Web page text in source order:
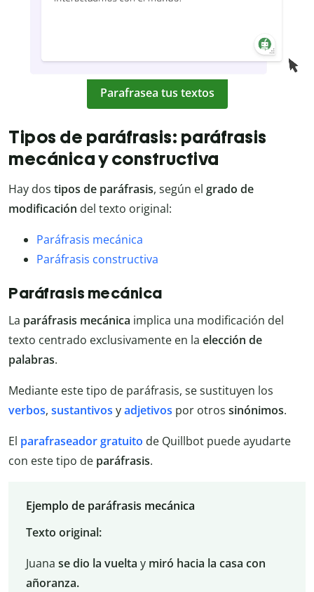
Parafrasea tus textos
Tipos de paráfrasis: paráfrasis
mecánica y constructiva
Hay dos tipos de paráfrasis, según el grado de
modificación del texto original:
Paráfrasis mecánica
Paráfrasis constructiva
Paráfrasis mecánica
La paráfrasis mecánica implica una modificación del
texto centrado exclusivamente en la elección de
palabras.
Mediante este tipo de paráfrasis, se sustituyen los
verbos, sustantivos yadjetivos por otros sinónimos.
El parafraseador gratuito de Quillbot puede ayudarte
con este tipo de paráfrasis.
Ejemplo de paráfrasis mecánica
Texto original:
Juana se dio la vuelta ymiró hacia la casa con
añoranza.